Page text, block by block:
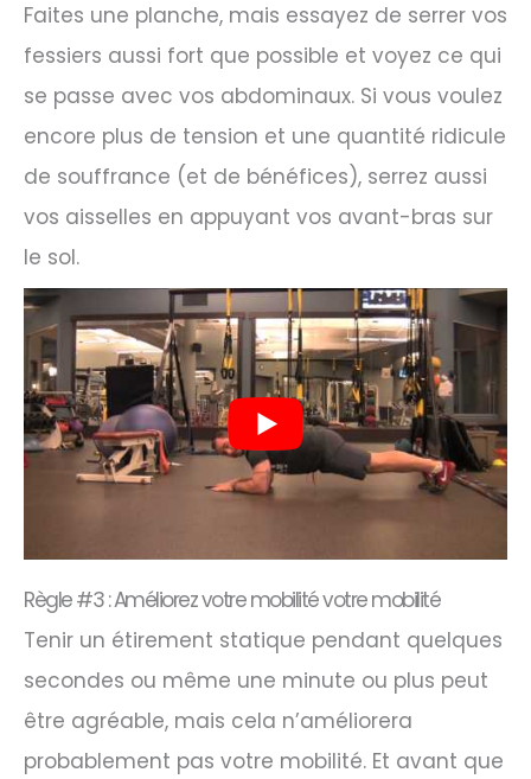
Faites une planche, mais essayez de serrer vos
fessiers aussi fort que possible et voyez ce qui
se passe avec vos abdominaux. Si vous voulez
encore plus de tension et une quantité ridicule
de souffrance (et de bénéfices), serrez aussi
vos aisselles en appuyant vos avant-bras sur
le sol.
Règle #3 : Améliorez votre mobilité votre mobilité
Tenir un étirement statique pendant quelques
secondes ou même une minute ou plus peut
être agréable, mais cela n’améliorera
probablement pas votre mobilité. Et avant que